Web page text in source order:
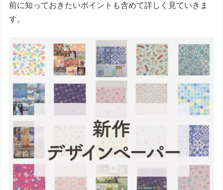
前に知っておきたいポイントも含めて詳しく見ていきま
す。